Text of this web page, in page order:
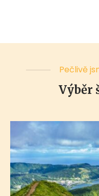
Pečlivě
Výběr